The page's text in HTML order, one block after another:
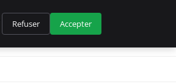
Refuser Accepter